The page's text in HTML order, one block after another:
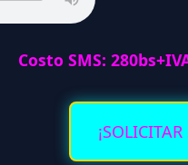
Costo SMS: